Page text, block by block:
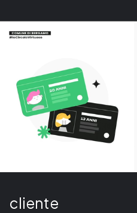
cliente